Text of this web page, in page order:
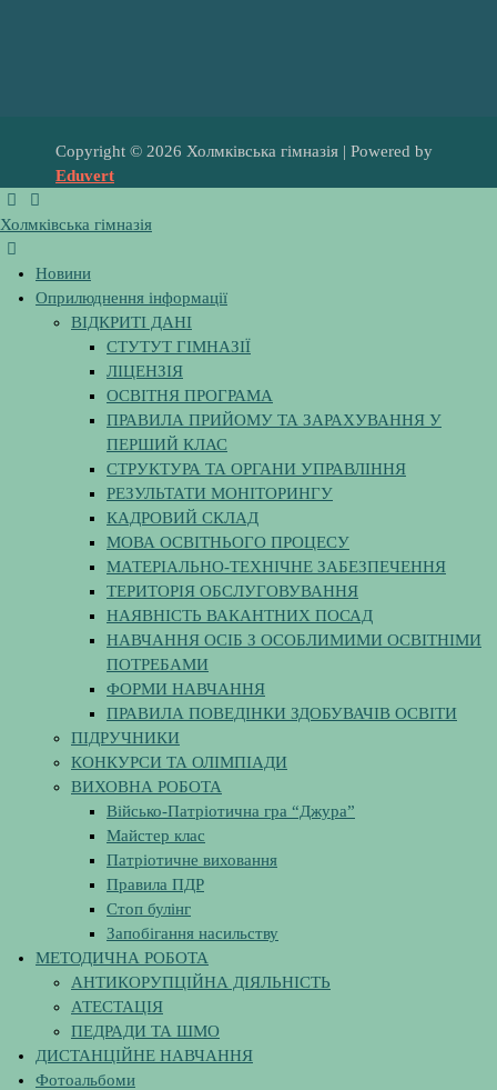
Copyright © 2026 Холмківська гімназія | Powered by
Eduvert
Холмківська гімназія
Новини
Оприлюднення інформації
ВІДКРИТІ ДАНІ
СТУТУТ ГІМНАЗІЇ
ЛІЦЕНЗІЯ
ОСВІТНЯ ПРОГРАМА
ПРАВИЛА ПРИЙОМУ ТА ЗАРАХУВАННЯ У
ПЕРШИЙ КЛАС
СТРУКТУРА ТА ОРГАНИ УПРАВЛІННЯ
РЕЗУЛЬТАТИ МОНІТОРИНГУ
КАДРОВИЙ СКЛАД
МОВА ОСВІТНЬОГО ПРОЦЕСУ
МАТЕРІАЛЬНО-ТЕХНІЧНЕ ЗАБЕЗПЕЧЕННЯ
ТЕРИТОРІЯ ОБСЛУГОВУВАННЯ
НАЯВНІСТЬ ВАКАНТНИХ ПОСАД
НАВЧАННЯ ОСІБ З ОСОБЛИМИМИ ОСВІТНІМИ
ПОТРЕБАМИ
ФОРМИ НАВЧАННЯ
ПРАВИЛА ПОВЕДІНКИ ЗДОБУВАЧІВ ОСВІТИ
ПІДРУЧНИКИ
КОНКУРСИ ТА ОЛІМПІАДИ
ВИХОВНА РОБОТА
Військо-Патріотична гра “Джура”
Майстер клас
Патріотичне виховання
Правила ПДР
Стоп булінг
Запобігання насильству
МЕТОДИЧНА РОБОТА
АНТИКОРУПЦІЙНА ДІЯЛЬНІСТЬ
АТЕСТАЦІЯ
ПЕДРАДИ ТА ШМО
ДИСТАНЦІЙНЕ НАВЧАННЯ
Фотоальбоми